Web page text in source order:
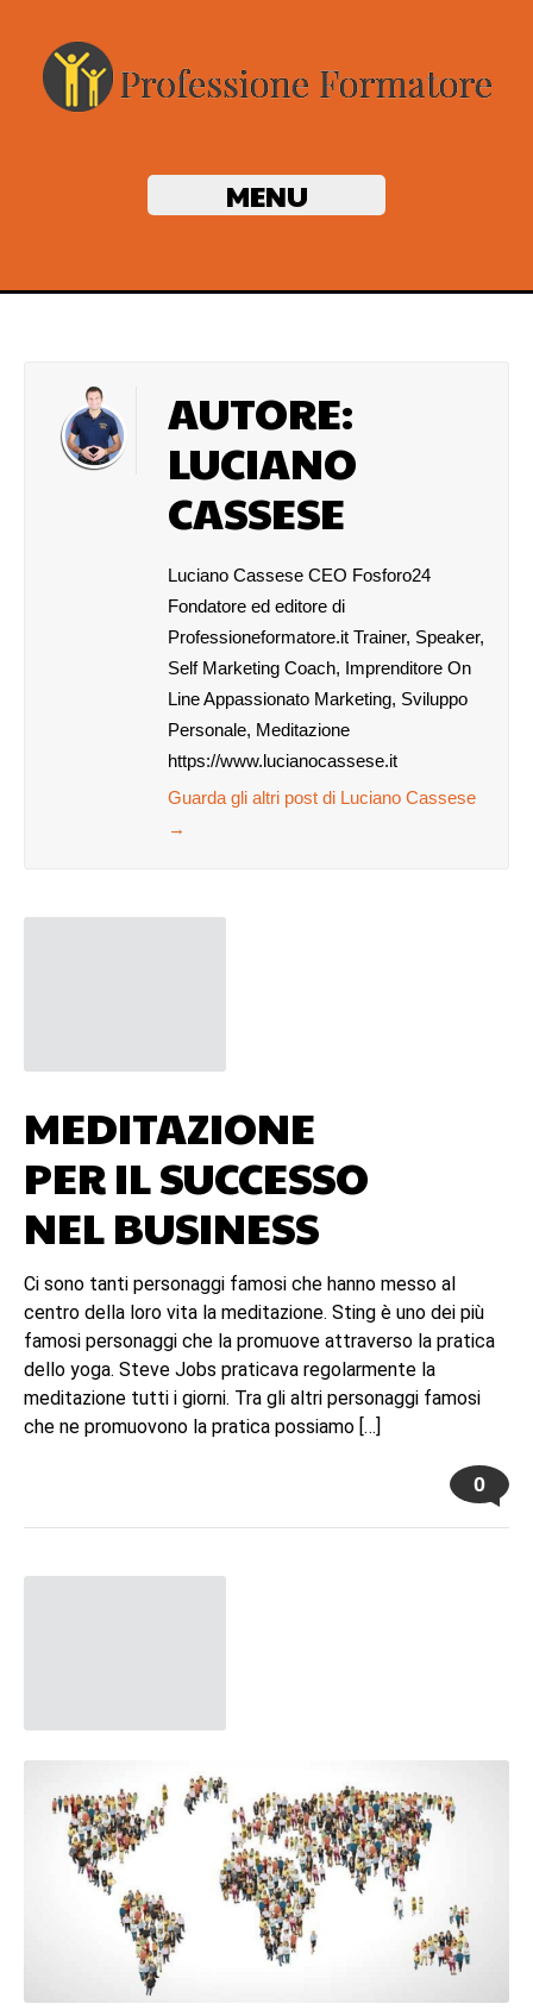
MENU
AUTORE:
LUCIANO
CASSESE
Luciano Cassese CEO Fosforo24
Fondatore ed editore di
Professioneformatore.it Trainer, Speaker,
Self Marketing Coach, Imprenditore On
Line Appassionato Marketing, Sviluppo
Personale, Meditazione
https://www.lucianocassese.it
Guarda gli altri post di Luciano Cassese
→
MEDITAZIONE
PER IL SUCCESSO
NEL BUSINESS
Ci sono tanti personaggi famosi che hanno messo al
centro della loro vita la meditazione. Sting è uno dei più
famosi personaggi che la promuove attraverso la pratica
dello yoga. Steve Jobs praticava regolarmente la
meditazione tutti i giorni. Tra gli altri personaggi famosi
che ne promuovono la pratica possiamo […]
0